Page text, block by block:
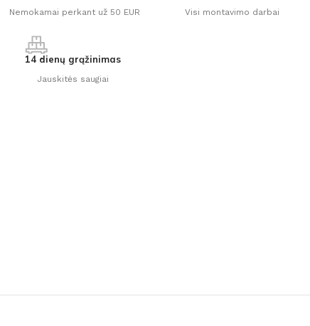
Nemokamai perkant už 50 EUR Visi montavimo darbai
14 dienų grąžinimas
Jauskitės saugiai